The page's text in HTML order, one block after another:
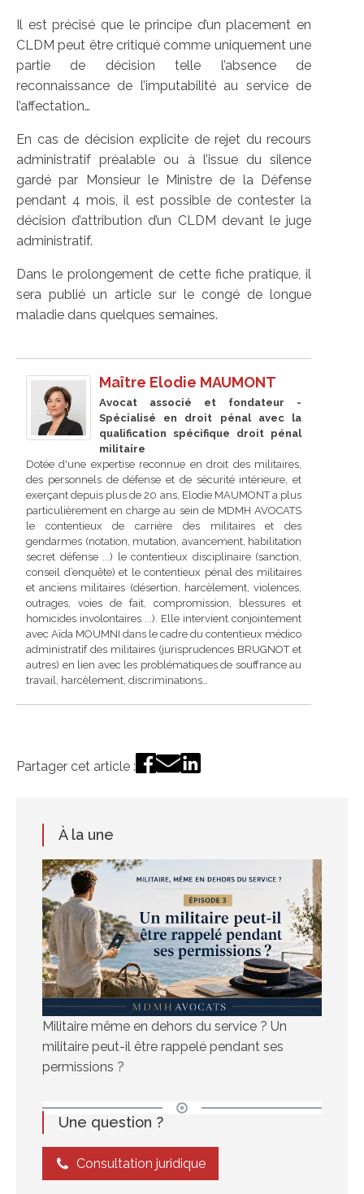
Il est précisé que le principe d’un placement en
CLDM peut être critiqué comme uniquement une
partie de décision telle l’absence de
reconnaissance de l’imputabilité au service de
l’affectation…
En cas de décision explicite de rejet du recours
administratif préalable ou à l’issue du silence
gardé par Monsieur le Ministre de la Défense
pendant 4 mois, il est possible de contester la
décision d’attribution d’un CLDM devant le juge
administratif.
Dans le prolongement de cette fiche pratique, il
sera publié un article sur le congé de longue
maladie dans quelques semaines.
Maître Elodie MAUMONT
Avocat associé et fondateur -
Spécialisé en droit pénal avec la
qualification spécifique droit pénal
militaire
Dotée d'une expertise reconnue en droit des militaires,
des personnels de défense et de sécurité intérieure, et
exerçant depuis plus de 20 ans, Elodie MAUMONT a plus
particulièrement en charge au sein de MDMH AVOCATS
le contentieux de carrière des militaires et des
gendarmes (notation, mutation, avancement, habilitation
secret défense ...) le contentieux disciplinaire (sanction,
conseil d’enquête) et le contentieux pénal des militaires
et anciens militaires (désertion, harcèlement, violences,
outrages, voies de fait, compromission, blessures et
homicides involontaires ...). Elle intervient conjointement
avec Aïda MOUMNI dans le cadre du contentieux médico
administratif des militaires (jurisprudences BRUGNOT et
autres) en lien avec les problématiques de souffrance au
travail, harcèlement, discriminations…
Partager cet article :
À la une
Militaire même en dehors du service ? Un
militaire peut-il être rappelé pendant ses
permissions ?
Une question ?
Consultation juridique